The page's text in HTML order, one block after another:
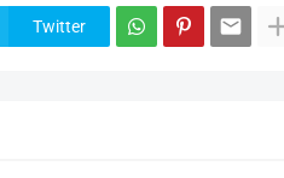
Twitter